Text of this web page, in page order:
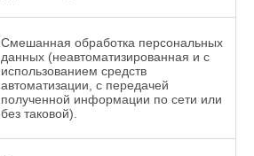
Смешанная обработка персональных
данных (неавтоматизированная и с
использованием средств
автоматизации, с передачей
полученной информации по сети или
без таковой).